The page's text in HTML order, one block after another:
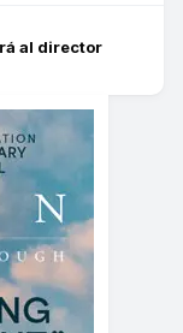
al director